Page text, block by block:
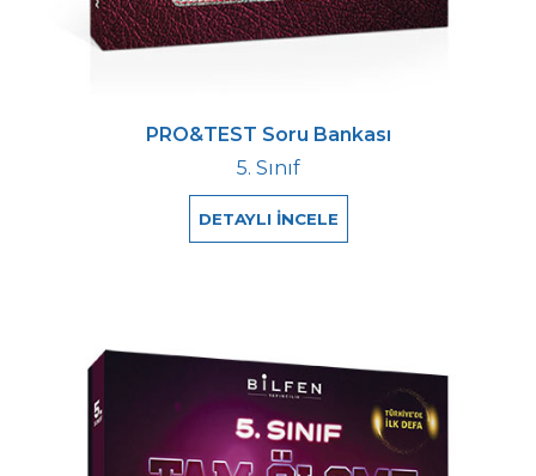
PRO&TEST Soru Bankası
5. Sınıf
DETAYLI İNCELE